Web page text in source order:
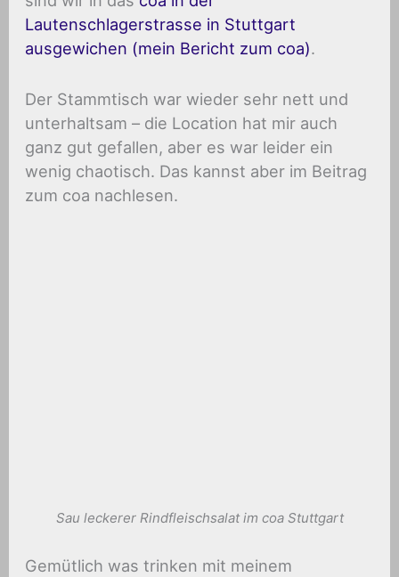
Lautenschlagerstrasse in Stuttgart
ausgewichen (mein Bericht zum coa).
Der Stammtisch war wieder sehr nett und
unterhaltsam – die Location hat mir auch
ganz gut gefallen, aber es war leider ein
wenig chaotisch. Das kannst aber im Beitrag
zum coa nachlesen.
Sau leckerer Rindfleischsalat im coa Stuttgart
Gemütlich was trinken mit meinem